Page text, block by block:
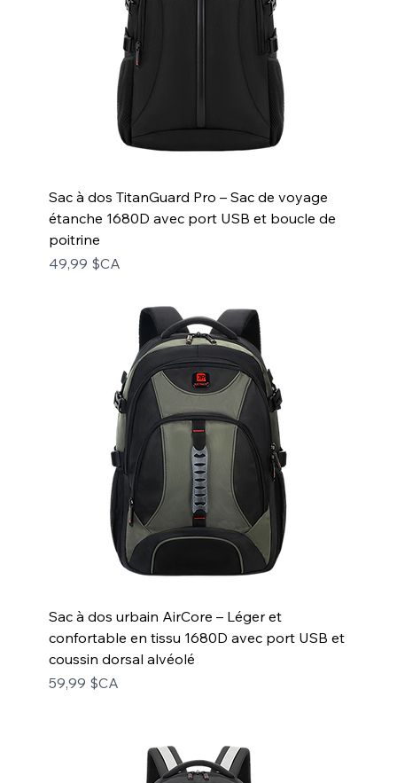
Sac à dos TitanGuard Pro – Sac de voyage
étanche 1680D avec port USB et boucle de
poitrine
Prix
49,99 $CA
Sac à dos urbain AirCore – Léger et
confortable en tissu 1680D avec port USB et
coussin dorsal alvéolé
Prix
59,99 $CA